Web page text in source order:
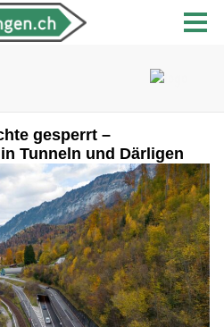
gesperrt –
Tunneln und Därligen